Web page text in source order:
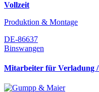
Vollzeit
Produktion & Montage
DE-86637
Binswangen
Mitarbeiter für Verladung